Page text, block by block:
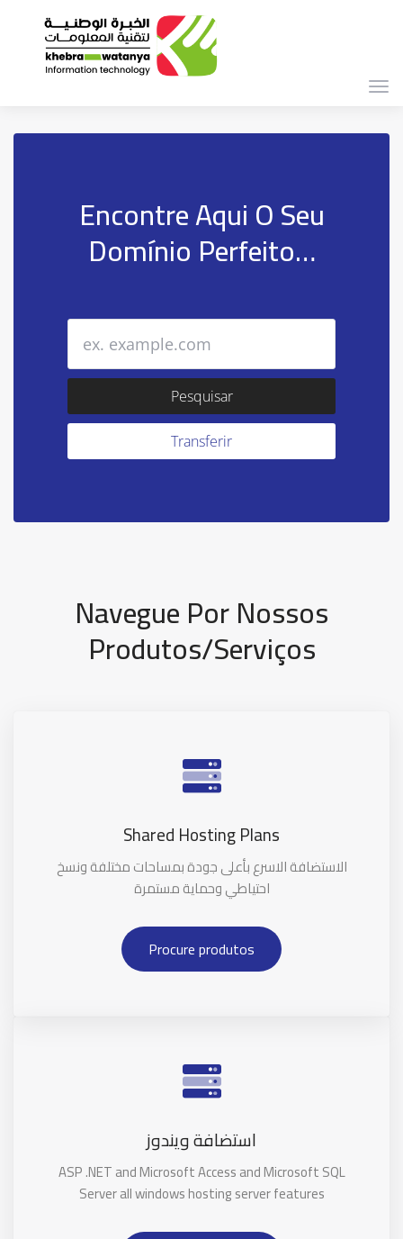
Encontre Aqui O Seu
Domínio Perfeito…
Navegue Por Nossos
Produtos/serviços
Shared Hosting Plans
الاستضافة الاسرع بأعلى جودة بمساحات مختلفة ونسخ
احتياطي وحماية مستمرة
Procure produtos
استضافة ويندوز
ASP .NET and Microsoft Access and Microsoft SQL
Server all windows hosting server features